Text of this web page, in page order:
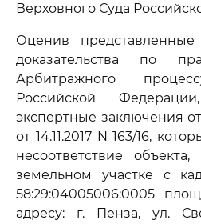
Верховного Суда
Оценив
доказательства по
Арбитражного
Российской
экспертные заключения от
от 14.11.2017 N 163/16,
несоответствие
земельном участке с
58:29:04005006:0005
адресу: г. Пенза, ул.